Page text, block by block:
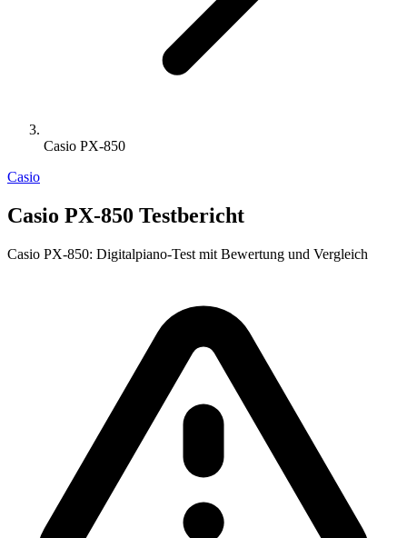
Casio PX-850
Casio
Casio PX-850 Testbericht
Casio PX-850: Digitalpiano-Test mit Bewertung und Vergleich